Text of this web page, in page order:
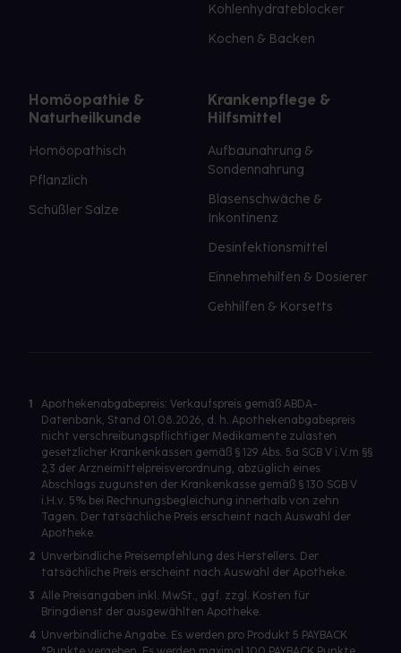
Kohlenhydrateblocker
Kochen & Backen
Homöopathie &
Naturheilkunde
Homöopathisch
Pflanzlich
Schüßler Salze
Krankenpflege &
Hilfsmittel
Aufbaunahrung &
Sondennahrung
Blasenschwäche &
Inkontinenz
Desinfektionsmittel
Einnehmehilfen & Dosierer
Gehhilfen & Korsetts
1
Apothekenabgabepreis: Verkaufspreis gemäß ABDA-
Datenbank, Stand 01.08.2026, d. h. Apothekenabgabepreis
nicht verschreibungspflichtiger Medikamente zulasten
gesetzlicher Krankenkassen gemäß § 129 Abs. 5a SGB V i.V.m §§
2,3 der Arzneimittelpreisverordnung, abzüglich eines
Abschlags zugunsten der Krankenkasse gemäß § 130 SGB V
i.H.v. 5% bei Rechnungsbegleichung innerhalb von zehn
Tagen. Der tatsächliche Preis erscheint nach Auswahl der
Apotheke.
2 Unverbindliche Preisempfehlung des Herstellers. Der
tatsächliche Preis erscheint nach Auswahl der Apotheke.
3 Alle Preisangaben inkl. MwSt., ggf. zzgl. Kosten für
Bringdienst der ausgewählten Apotheke.
4 Unverbindliche Angabe. Es werden pro Produkt 5 PAYBACK